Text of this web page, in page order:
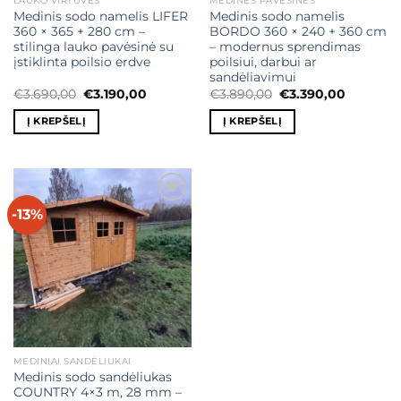
Medinis sodo namelis LIFER
360 × 365 + 280 cm –
stilinga lauko pavėsinė su
įstiklinta poilsio erdve
€3.690,00 Original
price
was:
€3.690,00.
€3.190,00Current
Į KREPŠELĮ
Medinis sodo namelis
BORDO 360 × 240 + 360 cm
– modernus sprendimas
poilsiui, darbui ar
sandėliavimui
€3.890,00 Original
price
was:
€3.890,00.
€3.390,00Current
Į KREPŠELĮ
-13% Mėgstamiausias
MEDINIAI SANDĖLIUKAI
Medinis sodo sandėliukas
COUNTRY 4×3 m, 28 mm –